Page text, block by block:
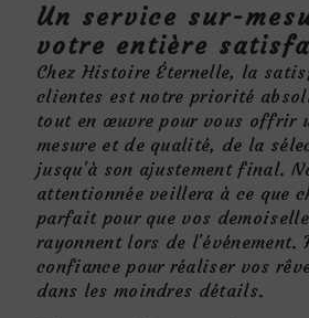
Un service sur-
votre entière
Chez Histoire Éternelle, la
clientes est notre priorité
tout en œuvre pour vous offrir
mesure et de qualité, de la
jusqu'à son ajustement final.
attentionnée veillera à ce que
parfait pour que vos
rayonnent lors de l'événement.
confiance pour réaliser vos
dans les moindres détails.